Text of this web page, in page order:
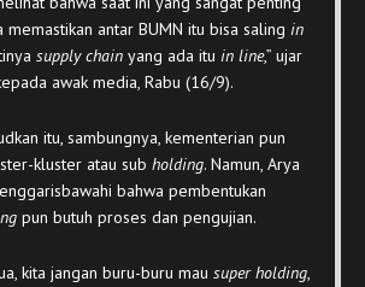
memastikan antar BUMN itu bisa saling in
supply chain yang ada itu in line,” ujar
awak media, Rabu (16/9).
itu, sambungnya, kementerian pun
kluster atau sub holding. Namun, Arya
bahwa pembentukan
pun butuh proses dan pengujian.
kita jangan buru-buru mau super holding,